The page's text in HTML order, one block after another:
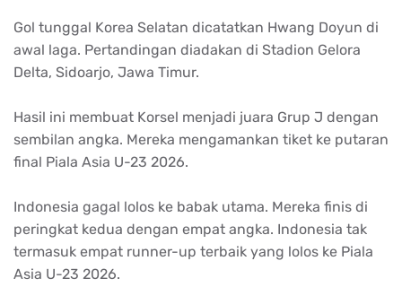
Gol tunggal Korea Selatan dicatatkan Hwang Doyun di
awal laga. Pertandingan diadakan di Stadion Gelora
Delta, Sidoarjo, Jawa Timur.
Hasil ini membuat Korsel menjadi juara Grup J dengan
sembilan angka. Mereka mengamankan tiket ke putaran
final Piala Asia U-23 2026.
Indonesia gagal lolos ke babak utama. Mereka finis di
peringkat kedua dengan empat angka. Indonesia tak
termasuk empat runner-up terbaik yang lolos ke Piala
Asia U-23 2026.